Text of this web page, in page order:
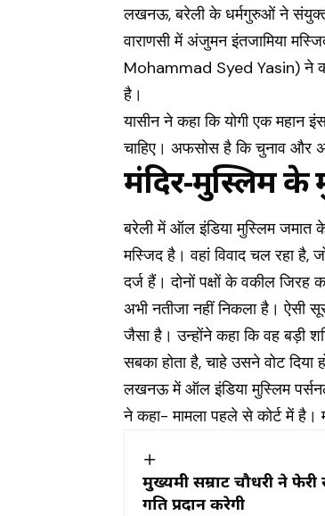
लखनऊ, बरेली के धर्मगुरुओं ने संयुक्त
वाराणसी में अंजुमन इंतजामिया
Mohammad Syed Yasin) ने
है।
यासीन ने कहा कि योगी एक महान
चाहिए। अफसोस है कि चुनाव और
मंदिर-मुस्लिम के
बरेली में ऑल इंडिया मुस्लिम जमात के
मस्जिद है। वहां विवाद चल रहा है,
दर्ज हैं। दोनों पक्षों के वकील जिरह
अभी नतीजा नहीं निकला है। ऐसी
जैसा है। उन्होंने कहा कि वह बड़ी
सबका होता है, चाहे उसने वोट दिया
लखनऊ में ऑल इंडिया मुस्लिम
ने कहा- मामला पहले से कोर्ट में
मुख्यमंत्री सम्राट चौधरी ने
गति प्रदान करेगी